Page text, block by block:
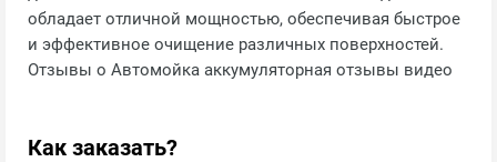
обладает отличной мощностью, обеспечивая быстрое
и эффективное очищение различных поверхностей.
Отзывы о Автомойка аккумуляторная отзывы видео
Как заказать?